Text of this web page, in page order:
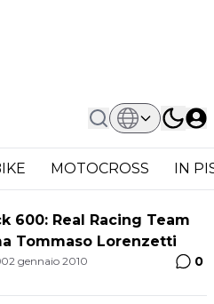
MOTOCROSS IN
600: Real Racing Team
Tommaso Lorenzetti
02 gennaio 2010 0